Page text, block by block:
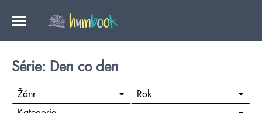
Série: Den co den
Žánr Rok